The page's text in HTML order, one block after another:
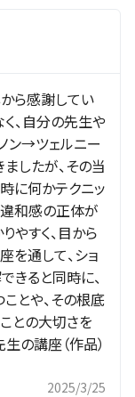
ら感謝してい
、自分の先生や
ン→ツェルニー
したが、その当
に何かテクニッ
和感の正体が
やすく、目から
を通して、ショ
きると同時に、
とや、その根底
との大切さを
の講座（作品）
2025/3/25